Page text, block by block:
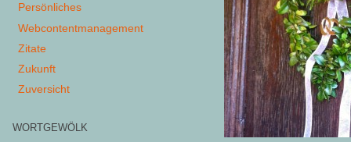
Persönliches
Webcontentmanagement
Zitate
Zukunft
Zuversicht
WORTGEWÖLK